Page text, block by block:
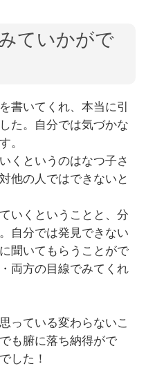
ていかがで
書いてくれ、本当に引
た。自分では気づかな
。
くというのはなつ子さ
他の人ではできないと
いくということと、分
自分では発見できない
聞いてもらうことがで
両方の目線でみてくれ
っている変わらないこ
も腑に落ち納得がで
した！